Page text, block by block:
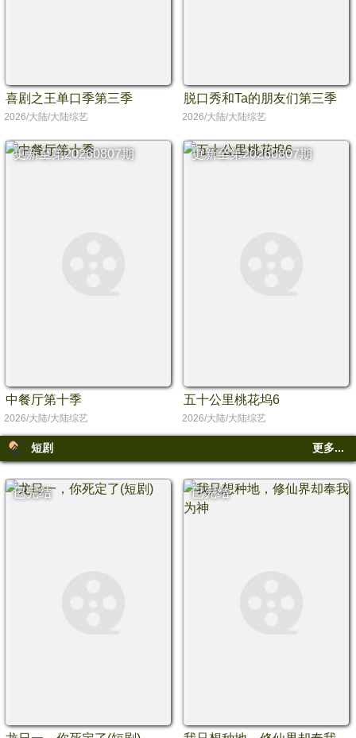
喜剧之王单口季第三季
2026/大陆/大陆综艺
脱口秀和Ta的朋友们第三季
2026/大陆/大陆综艺
更新至第20260807期
中餐厅第十季
2026/大陆/大陆综艺
更新至第20260807期
五十公里桃花坞6
2026/大陆/大陆综艺
短剧 更多...
已完结 已完结